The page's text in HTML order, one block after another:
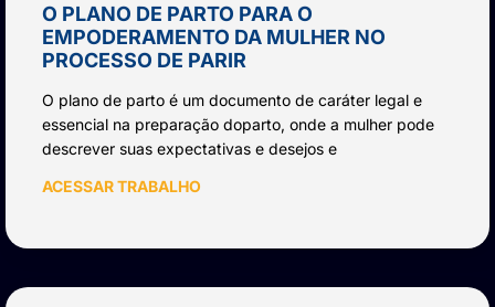
O PLANO DE PARTO PARA O
EMPODERAMENTO DA MULHER NO
PROCESSO DE PARIR
O plano de parto é um documento de caráter legal e
essencial na preparação doparto, onde a mulher pode
descrever suas expectativas e desejos e
ACESSAR TRABALHO